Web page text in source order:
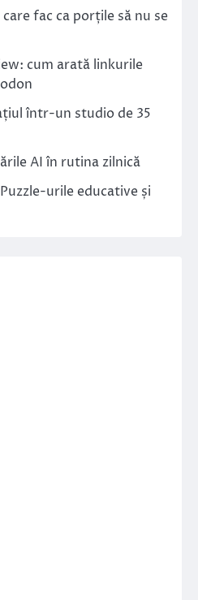
fac ca porțile să nu se
cum arată linkurile
într-un studio de 35
AI în rutina zilnică
urile educative și